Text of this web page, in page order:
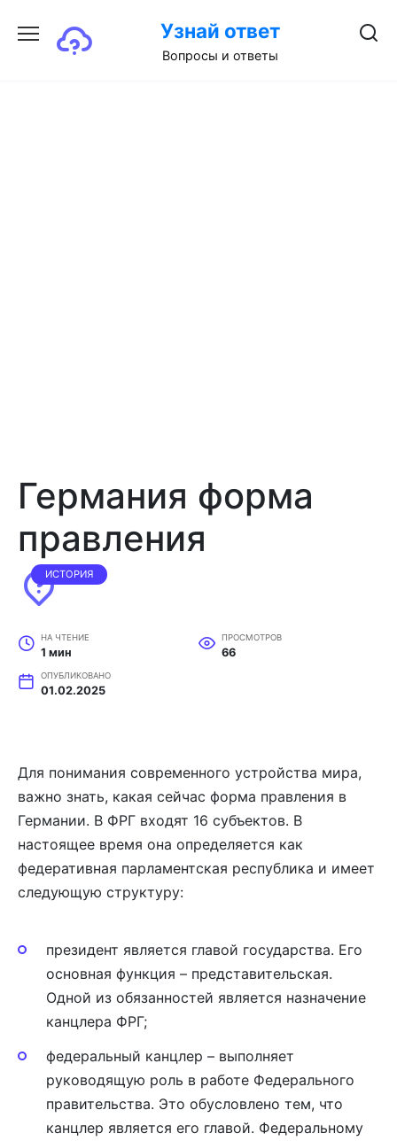
содержанию
Узнай ответ
Вопросы и ответы
Германия форма
правления
ИСТОРИЯ
НА ЧТЕНИЕ
1 мин
ПРОСМОТРОВ
66
ОПУБЛИКОВАНО
01.02.2025
Для понимания современного устройства мира,
важно знать, какая сейчас форма правления в
Германии. В ФРГ входят 16 субъектов. В
настоящее время она определяется как
федеративная парламентская республика и имеет
следующую структуру:
президент является главой государства. Его
основная функция – представительская.
Одной из обязанностей является назначение
канцлера ФРГ;
федеральный канцлер – выполняет
руководящую роль в работе Федерального
правительства. Это обусловлено тем, что
канцлер является его главой. Федеральному